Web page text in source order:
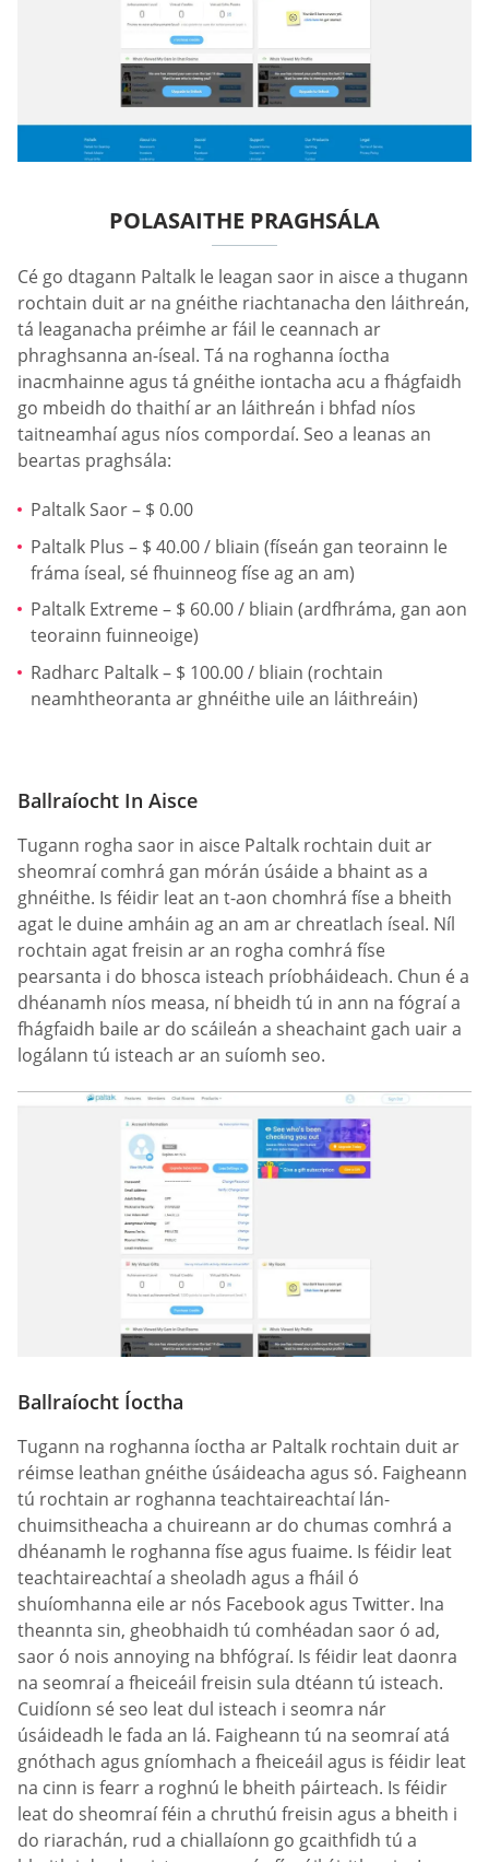
POLASAITHE PRAGHSÁLA
Cé go dtagann Paltalk le leagan saor in aisce a thugann
rochtain duit ar na gnéithe riachtanacha den láithreán,
tá leaganacha préimhe ar fáil le ceannach ar
phraghsanna an-íseal. Tá na roghanna íoctha
inacmhainne agus tá gnéithe iontacha acu a fhágfaidh
go mbeidh do thaithí ar an láithreán i bhfad níos
taitneamhaí agus níos compordaí. Seo a leanas an
beartas praghsála:
Paltalk Saor – $ 0.00
Paltalk Plus – $ 40.00 / bliain (físeán gan teorainn le
fráma íseal, sé fhuinneog físe ag an am)
Paltalk Extreme – $ 60.00 / bliain (ardfhráma, gan aon
teorainn fuinneoige)
Radharc Paltalk – $ 100.00 / bliain (rochtain
neamhtheoranta ar ghnéithe uile an láithreáin)
Ballraíocht In Aisce
Tugann rogha saor in aisce Paltalk rochtain duit ar
sheomraí comhrá gan mórán úsáide a bhaint as a
ghnéithe. Is féidir leat an t-aon chomhrá físe a bheith
agat le duine amháin ag an am ar chreatlach íseal. Níl
rochtain agat freisin ar an rogha comhrá físe
pearsanta i do bhosca isteach príobháideach. Chun é a
dhéanamh níos measa, ní bheidh tú in ann na fógraí a
fhágfaidh baile ar do scáileán a sheachaint gach uair a
logálann tú isteach ar an suíomh seo.
Ballraíocht Íoctha
Tugann na roghanna íoctha ar Paltalk rochtain duit ar
réimse leathan gnéithe úsáideacha agus só. Faigheann
tú rochtain ar roghanna teachtaireachtaí lán-
chuimsitheacha a chuireann ar do chumas comhrá a
dhéanamh le roghanna físe agus fuaime. Is féidir leat
teachtaireachtaí a sheoladh agus a fháil ó
shuíomhanna eile ar nós Facebook agus Twitter. Ina
theannta sin, gheobhaidh tú comhéadan saor ó ad,
saor ó nois annoying na bhfógraí. Is féidir leat daonra
na seomraí a fheiceáil freisin sula dtéann tú isteach.
Cuidíonn sé seo leat dul isteach i seomra nár
úsáideadh le fada an lá. Faigheann tú na seomraí atá
gnóthach agus gníomhach a fheiceáil agus is féidir leat
na cinn is fearr a roghnú le bheith páirteach. Is féidir
leat do sheomraí féin a chruthú freisin agus a bheith i
do riarachán, rud a chiallaíonn go gcaithfidh tú a